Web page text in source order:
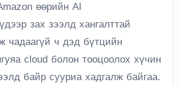
өөрийн AI
зах зээлд хангалттай
чадаагүй ч дэд бүтцийн
cloud болон тооцоолох хүчин
байр сууриа хадгалж байгаа.